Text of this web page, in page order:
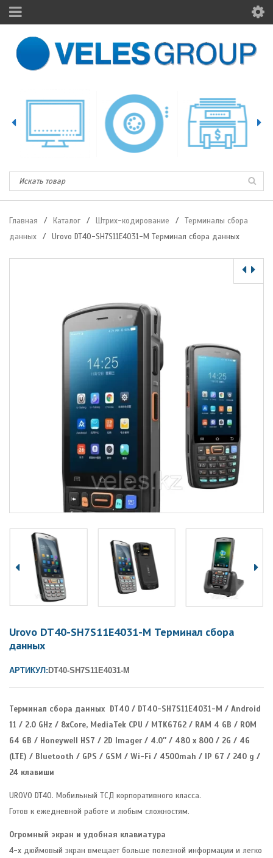
Главная / Каталог / Штрих-кодирование /
Терминалы сбора
данных
/ Urovo DT40-SH7S11E4031-M Терминал сбора данных
Urovo DT40-SH7S11E4031-M Терминал сбора
данных
АРТИКУЛ:DT40-SH7S11E4031-M
Терминал сбора данных DT40 / DT40-SH7S11E4031-M / Android
11 / 2.0 GHz / 8xCore, MediaTek CPU / MTK6762 / RAM 4 GB / ROM
64 GB / Honeywell HS7 / 2D Imager / 4.0″ / 480 x 800 / 2G / 4G
(LTE) / Bluetooth / GPS / GSM / Wi-Fi / 4500mah / IP 67 / 240 g /
24 клавиши
UROVO DT40. Мобильный ТСД корпоративного класса.
Готов к ежедневной работе и любым сложностям.
Огромный экран и удобная клавиатура
4-х дюймовый экран вмещает больше полезной информации и легко